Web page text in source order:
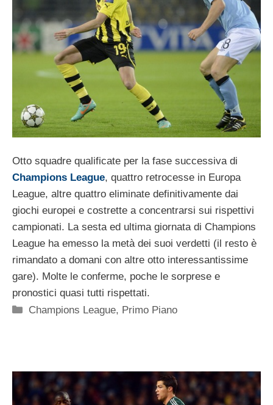
Otto squadre qualificate per la fase successiva di
Champions League, quattro retrocesse in Europa
League, altre quattro eliminate definitivamente dai
giochi europei e costrette a concentrarsi sui rispettivi
campionati. La sesta ed ultima giornata di Champions
League ha emesso la metà dei suoi verdetti (il resto è
rimandato a domani con altre otto interessantissime
gare). Molte le conferme, poche le sorprese e
pronostici quasi tutti rispettati.
Categorie
Champions League, Primo Piano